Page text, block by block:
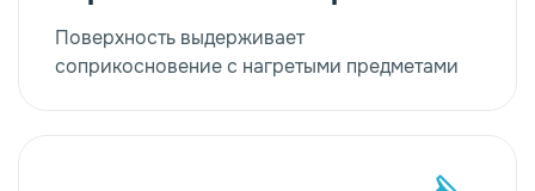
Поверхность выдерживает
соприкосновение с нагретыми предметами